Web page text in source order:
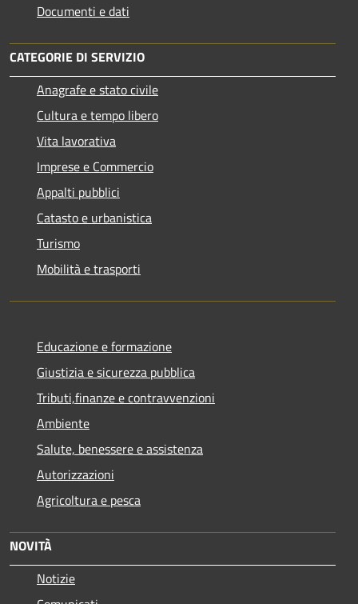
Documenti e dati
CATEGORIE DI SERVIZIO
Anagrafe e stato civile
Cultura e tempo libero
Vita lavorativa
Imprese e Commercio
Appalti pubblici
Catasto e urbanistica
Turismo
Mobilità e trasporti
Educazione e formazione
Giustizia e sicurezza pubblica
Tributi,finanze e contravvenzioni
Ambiente
Salute, benessere e assistenza
Autorizzazioni
Agricoltura e pesca
NOVITÀ
Notizie